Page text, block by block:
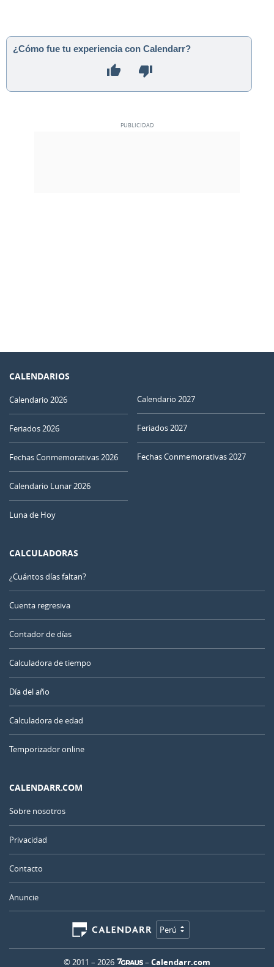
¿Cómo fue tu experiencia con Calendarr?
CALENDARIOS
Calendario 2026
Feriados 2026
Fechas Conmemorativas 2026
Calendario Lunar 2026
Luna de Hoy
Calendario 2027
Feriados 2027
Fechas Conmemorativas 2027
CALCULADORAS
¿Cuántos días faltan?
Cuenta regresiva
Contador de días
Calculadora de tiempo
Día del año
Calculadora de edad
Temporizador online
CALENDARR.COM
Sobre nosotros
Privacidad
Contacto
Anuncie
Perú
© 2011 – 2026 – Calendarr.com